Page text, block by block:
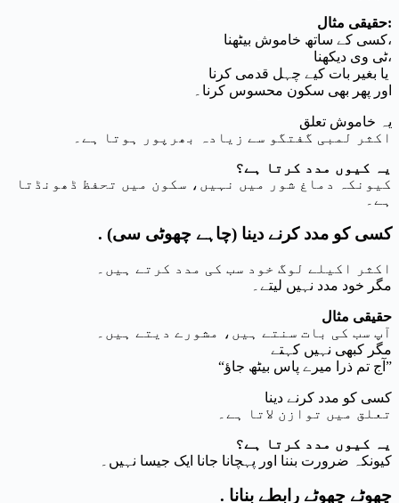
حقیقی مثال:
کسی کے ساتھ خاموش بیٹھنا،
ٹی وی دیکھنا،
اور پھر بھی سکون محسوس کرنا۔
یہ خاموش تعلق
اکثر لمبی گفتگو سے زیادہ بھرپور ہوتا ہے۔
یہ کیوں مدد کرتا ہے؟
کیونکہ دماغ شور میں نہیں، سکون میں تحفظ ڈھونڈتا
ہے۔
. کسی کو مدد کرنے دینا (چاہے چھوٹی سی)
اکثر اکیلے لوگ خود سب کی مدد کرتے ہیں۔
مگر خود مدد نہیں لیتے۔
حقیقی مثال
آپ سب کی بات سنتے ہیں، مشورے دیتے ہیں۔
مگر کبھی نہیں کہتے
“آج تم ذرا میرے پاس بیٹھ جاؤ”
کسی کو مدد کرنے دینا
تعلق میں توازن لاتا ہے۔
یہ کیوں مدد کرتا ہے؟
کیونکہ ضرورت بننا اور پہچانا جانا ایک جیسا نہیں۔
. چھوٹے چھوٹے رابطے بنانا